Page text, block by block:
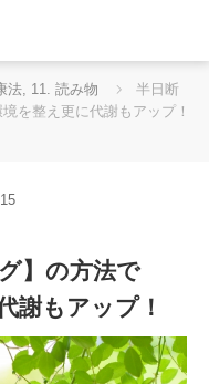
法, 11. 読み物
半日断
を整え更に代謝もアップ！
】の方法で
謝もアップ！